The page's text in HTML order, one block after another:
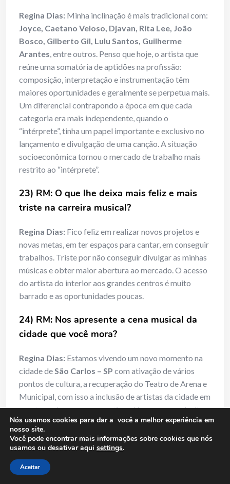
Regina Dias: Minha inclinação é mais tradicional com:
Joyce, Caetano Veloso, Djavan, Rita Lee, João
Bosco, Gilberto Gil, Lulu Santos, Guilherme
Arantes, entre outros. Penso que hoje, o artista que
reúne uma somatória de aptidões na profissão:
composição, interpretação e instrumentação têm
maiores oportunidades e geralmente se perpetua mais.
Um diferencial contrapondo a época em que cada
categoria era mais independente, quando o
“intérprete”, tinha um papel importante e exclusivo no
lançamento e divulgação de uma canção. A situação
socioeconômica tornou o mercado de trabalho mais
restrito ao “intérprete”.
23) RM: O que lhe deixa mais feliz e mais
triste na carreira musical?
Regina Dias: Fico feliz em realizar novos projetos e
novas metas, em ter espaços para cantar, em conseguir
trabalhos. Triste por não conseguir divulgar as minhas
músicas e obter maior abertura ao mercado. O acesso
do artista do interior aos grandes centros é muito
barrado e as oportunidades poucas.
24) RM: Nos apresente a cena musical da
cidade que você mora?
Regina Dias: Estamos vivendo um novo momento na
cidade deSão Carlos – SP com ativação de vários
pontos de cultura, a recuperação do Teatro de Arena e
Municipal, com isso a inclusão de artistas da cidade em
eventos e datas comemorativas. Houve uma redução
de Bares e Restaurantes com música ao vivo nesses
últimos anos, mas que parece querer melhorar com o
surgimento de algumas casas noturnas com estilos
mais específicos, como blues, jazz, rock. Antigamente
imperava o circuito cultural universitário, rico em
Nós usamos cookies para dar a você a melhor experiência em
nosso site.
Você pode encontrar mais informações sobre cookies que nós
usamos ou desativar aqui settings.
Aceitar